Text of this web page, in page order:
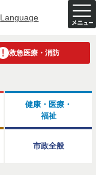
Language
救急医療・消防
健康・医療・
福祉
市政全般